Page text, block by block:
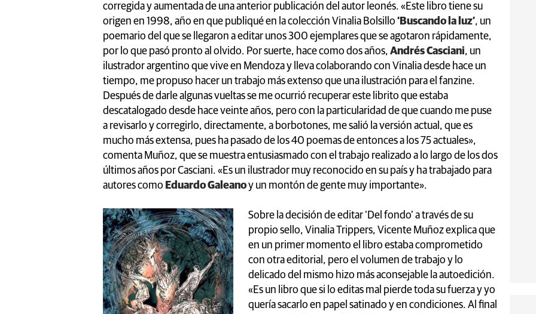
corregida y aumentada de una anterior publicación del autor leonés. «Este libro tiene su
origen en 1998, año en que publiqué en la colección Vinalia Bolsillo ‘Buscando la luz’, un
poemario del que se llegaron a editar unos 300 ejemplares que se agotaron rápidamente,
por lo que pasó pronto al olvido. Por suerte, hace como dos años, Andrés Casciani, un
ilustrador argentino que vive en Mendoza y lleva colaborando con Vinalia desde hace un
tiempo, me propuso hacer un trabajo más extenso que una ilustración para el fanzine.
Después de darle algunas vueltas se me ocurrió recuperar este librito que estaba
descatalogado desde hace veinte años, pero con la particularidad de que cuando me puse
a revisarlo y corregirlo, directamente, a borbotones, me salió la versión actual, que es
mucho más extensa, pues ha pasado de los 40 poemas de entonces a los 75 actuales»,
comenta Muñoz, que se muestra entusiasmado con el trabajo realizado a lo largo de los dos
últimos años por Casciani. «Es un ilustrador muy reconocido en su país y ha trabajado para
autores como Eduardo Galeanoy un montón de gente muy importante».
Sobre la decisión de editar ‘Del fondo’ a través de su
propio sello, Vinalia Trippers, Vicente Muñoz explica que
en un primer momento el libro estaba comprometido
con otra editorial, pero el volumen de trabajo y lo
delicado del mismo hizo más aconsejable la autoedición.
«Es un libro que si lo editas mal pierde toda su fuerza y yo
quería sacarlo en papel satinado y en condiciones. Al final